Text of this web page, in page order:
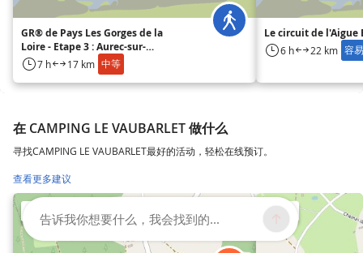
GR® de Pays Les Gorges de la
Loire - Etape 3 : Aurec-sur-
Loire/St-Victor-sur-Loire
7 h 17 km 中等
Le circuit de l'Aigue
6 h 22 km 容易
在 CAMPING LE VAUBARLET 做什么
寻找CAMPING LE VAUBARLET最好的活动，轻松在线预订。
查看更多建议
24 km 25 km
告诉我你想要什么，我会找到的...